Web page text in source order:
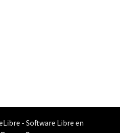
- Software Libre en